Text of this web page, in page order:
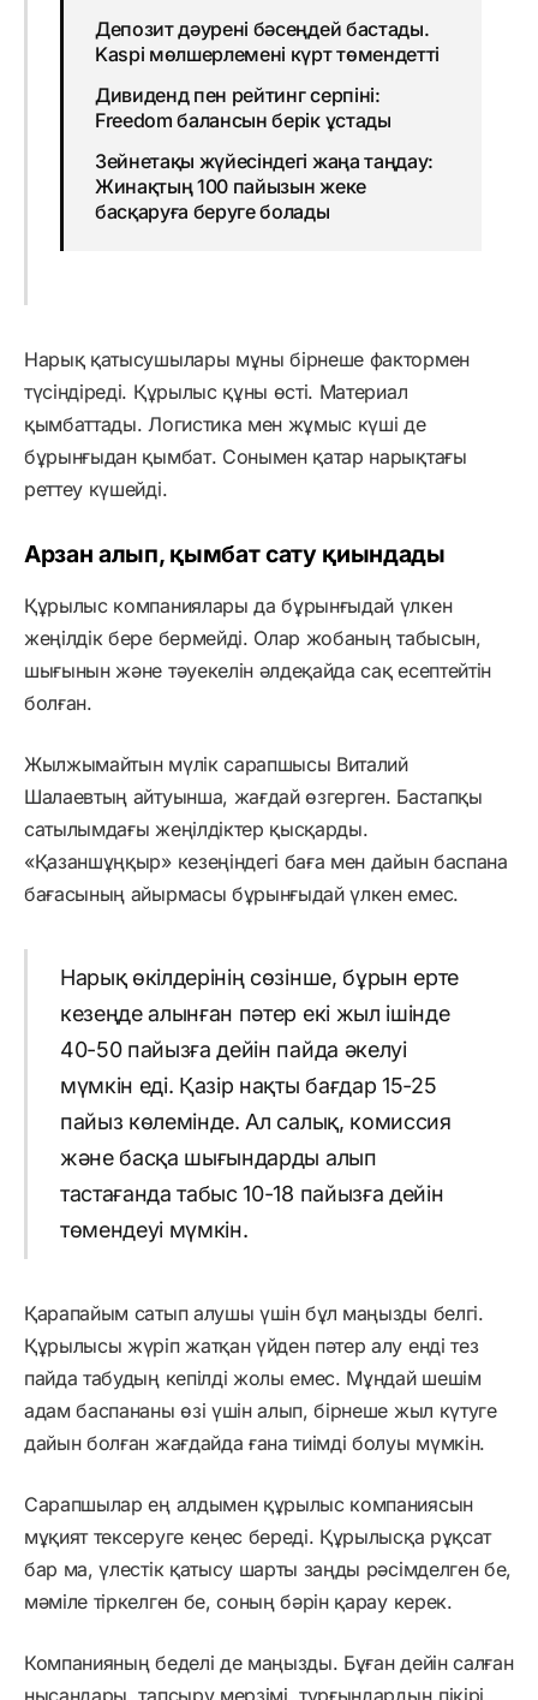
Депозит дәурені бәсеңдей бастады.
Kaspi мөлшерлемені күрт төмендетті
Дивиденд пен рейтинг серпіні:
Freedom балансын берік ұстады
Зейнетақы жүйесіндегі жаңа таңдау:
Жинақтың 100 пайызын жеке
басқаруға беруге болады
Нарық қатысушылары мұны бірнеше фактормен
түсіндіреді. Құрылыс құны өсті. Материал
қымбаттады. Логистика мен жұмыс күші де
бұрынғыдан қымбат. Сонымен қатар нарықтағы
реттеу күшейді.
Арзан алып, қымбат сату қиындады
Құрылыс компаниялары да бұрынғыдай үлкен
жеңілдік бере бермейді. Олар жобаның табысын,
шығынын және тәуекелін әлдеқайда сақ есептейтін
болған.
Жылжымайтын мүлік сарапшысы Виталий
Шалаевтың айтуынша, жағдай өзгерген. Бастапқы
сатылымдағы жеңілдіктер қысқарды.
«Қазаншұңқыр» кезеңіндегі баға мен дайын баспана
бағасының айырмасы бұрынғыдай үлкен емес.
Нарық өкілдерінің сөзінше, бұрын ерте
кезеңде алынған пәтер екі жыл ішінде
40-50 пайызға дейін пайда әкелуі
мүмкін еді. Қазір нақты бағдар 15-25
пайыз көлемінде. Ал салық, комиссия
және басқа шығындарды алып
тастағанда табыс 10-18 пайызға дейін
төмендеуі мүмкін.
Қарапайым сатып алушы үшін бұл маңызды белгі.
Құрылысы жүріп жатқан үйден пәтер алу енді тез
пайда табудың кепілді жолы емес. Мұндай шешім
адам баспананы өзі үшін алып, бірнеше жыл күтуге
дайын болған жағдайда ғана тиімді болуы мүмкін.
Сарапшылар ең алдымен құрылыс компаниясын
мұқият тексеруге кеңес береді. Құрылысқа рұқсат
бар ма, үлестік қатысу шарты заңды рәсімделген бе,
мәміле тіркелген бе, соның бәрін қарау керек.
Компанияның беделі де маңызды. Бұған дейін салған